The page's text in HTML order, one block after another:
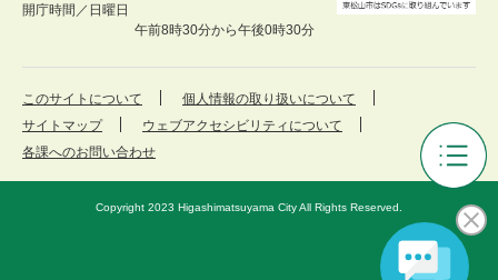
審
等
メ
開庁時間／ 日曜日
午前8時30分から午後0時30分
このサイトについて
個人情報の取り扱いについて
サイトマップ
ウェブアクセシビリティについて
各課へのお問い合わせ
Copyright 2023 Higashimatsuyama City All Rights Reserved.